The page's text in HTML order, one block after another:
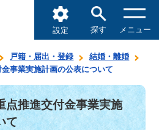
設定 探す メニュー
戸籍・届出・登録
結婚・離婚
事業実施計画の公表について
点推進交付金事業実施
て